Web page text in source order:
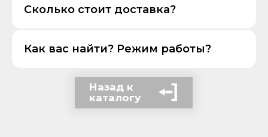
Сколько стоит доставка?
Как вас найти? Режим работы?
Назад к
каталогу